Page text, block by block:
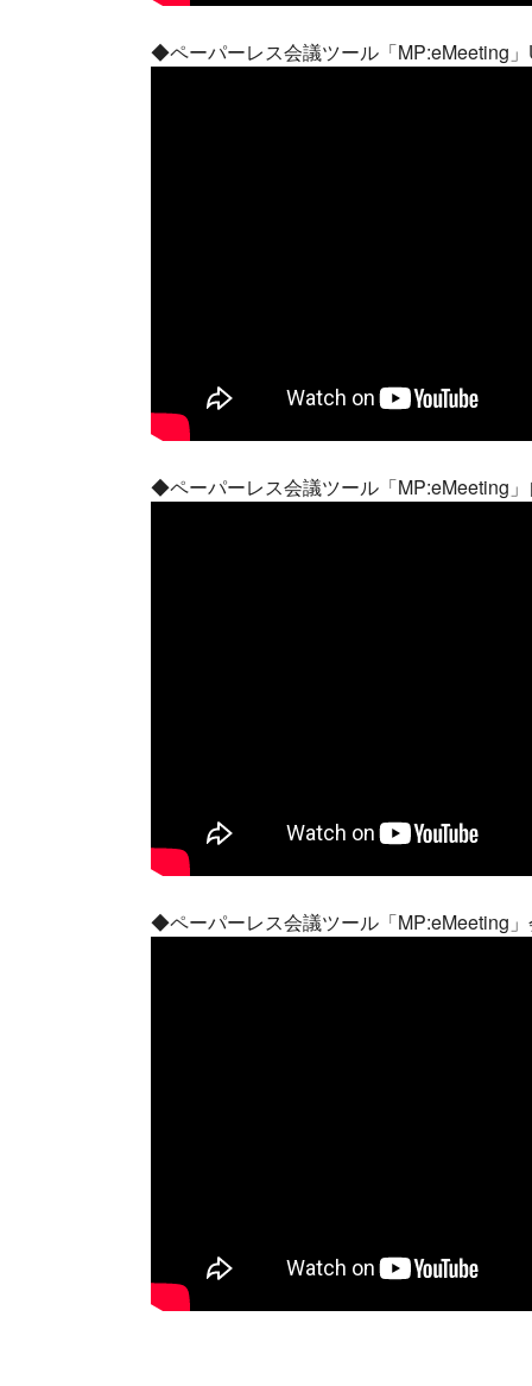
◆ペーパーレス会議ツール「MP:eMeeting
◆ペーパーレス会議ツール「MP:eMeeting」
◆ペーパーレス会議ツール「MP:eMeeting